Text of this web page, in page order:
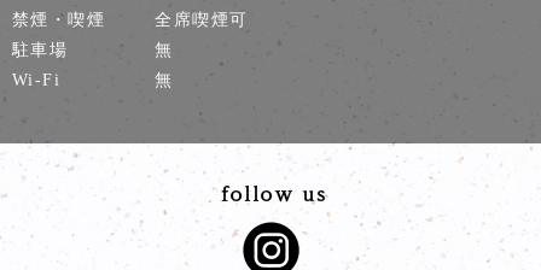
禁煙・喫煙
全席喫煙可
駐車場
無
Wi-Fi
無